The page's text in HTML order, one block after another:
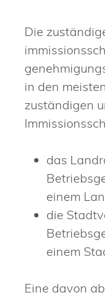
Die
in den
zuständigen
das
einem
die
einem
Eine davon